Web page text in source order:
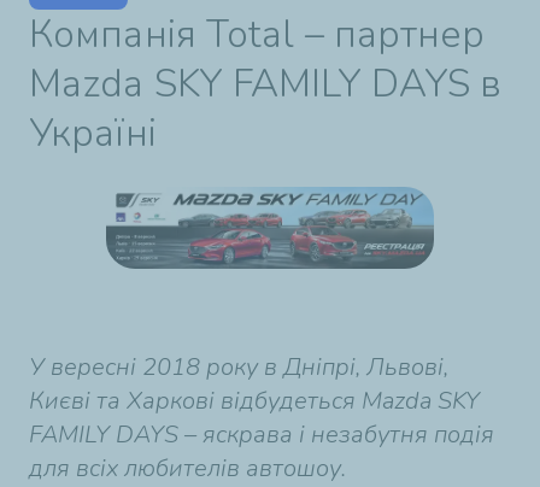
Компанія Total – партнер
Mazda SKY FAMILY DAYS в
Україні
У вересні 2018 року в Дніпрі, Львові,
Києві та Харкові відбудеться Mazda SKY
FAMILY DAYS – яскрава і незабутня подія
для всіх любителів автошоу.